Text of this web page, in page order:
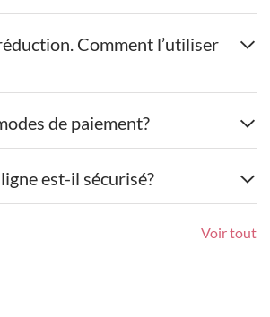
Comment l’utiliser
de paiement?
est-il sécurisé?
Voir tout